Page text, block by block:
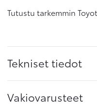
Tutustu tarkemmin
Tekniset tiedot
Vakiovarusteet